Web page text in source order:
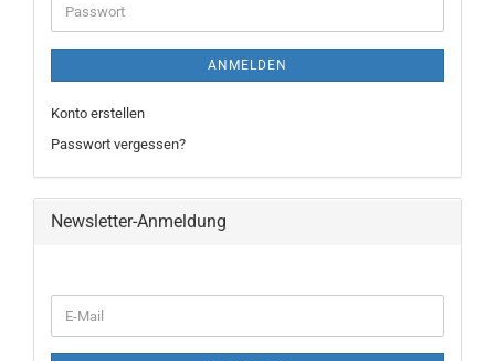
Passwort
ANMELDEN
Konto erstellen
Passwort vergessen?
Newsletter-Anmeldung
ZUR
E-
Mail